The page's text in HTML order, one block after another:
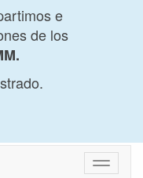
e
de los
Cambiar